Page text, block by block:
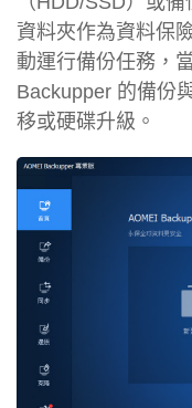
資料夾作為資料保
動運行備份任務，
Backupper 的備份
移或硬碟升級。